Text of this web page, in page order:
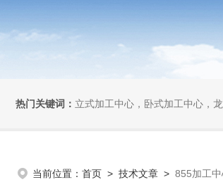
热门关键词： 立式加工中心，卧式加工中心，
当前位置： 首页 > 技术文章 > 855加工